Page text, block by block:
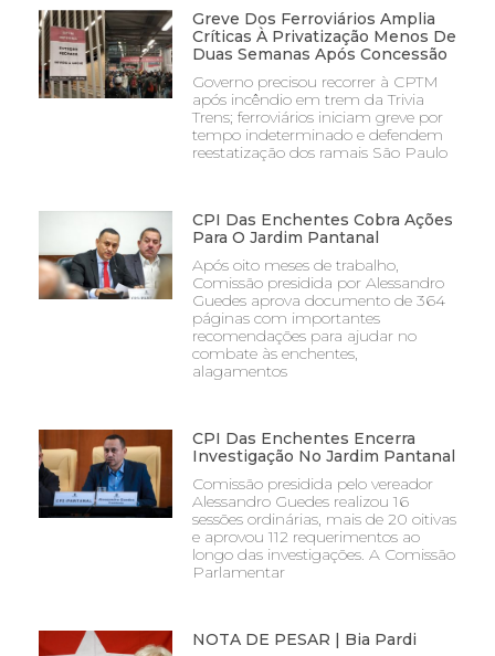
Greve Dos Ferroviários Amplia
Críticas À Privatização Menos De
Duas Semanas Após Concessão
Governo precisou recorrer à CPTM
após incêndio em trem da Trivia
Trens; ferroviários iniciam greve por
tempo indeterminado e defendem
reestatização dos ramais São Paulo
CPI Das Enchentes Cobra Ações
Para O Jardim Pantanal
Após oito meses de trabalho,
Comissão presidida por Alessandro
Guedes aprova documento de 364
páginas com importantes
recomendações para ajudar no
combate às enchentes,
alagamentos
CPI Das Enchentes Encerra
Investigação No Jardim Pantanal
Comissão presidida pelo vereador
Alessandro Guedes realizou 16
sessões ordinárias, mais de 20 oitivas
e aprovou 112 requerimentos ao
longo das investigações. A Comissão
Parlamentar
NOTA DE PESAR | Bia Pardi